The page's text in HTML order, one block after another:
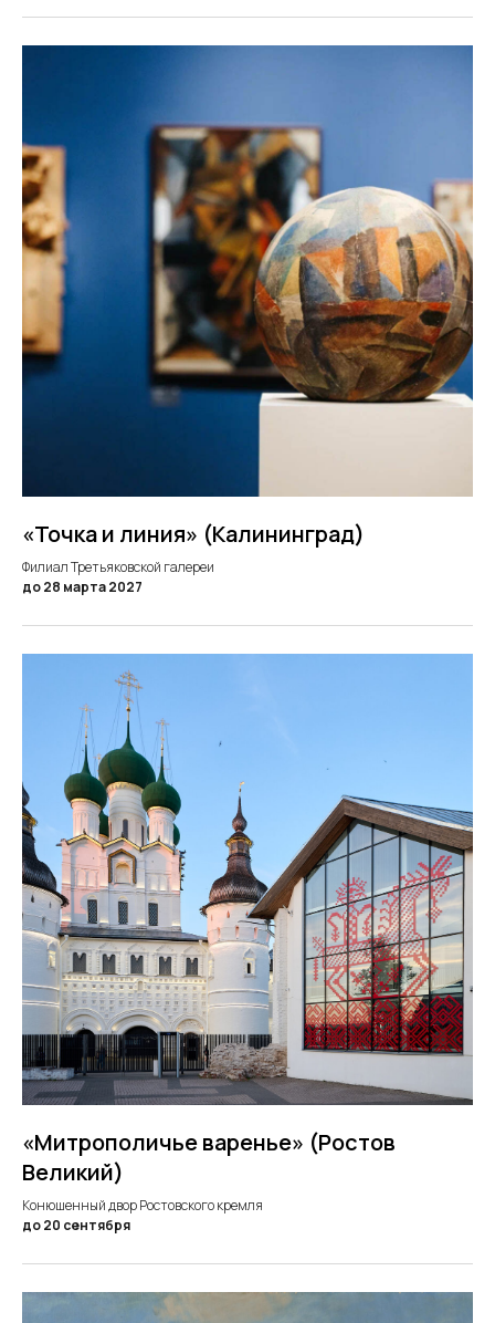
«Точка и линия» (Калининград)
Филиал Третьяковской галереи
до 28 марта 2027
«Митрополичье варенье» (Ростов
Великий)
Конюшенный двор Ростовского кремля
до 20 сентября